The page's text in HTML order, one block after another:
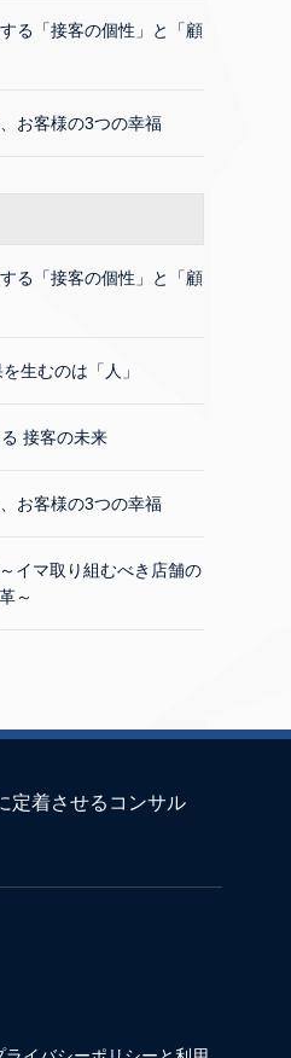
る「接客の個性」と「顧
お客様の3つの幸福
る「接客の個性」と「顧
生むのは「人」
接客の未来
お客様の3つの幸福
イマ取り組むべき店舗の
～
定着させるコンサル